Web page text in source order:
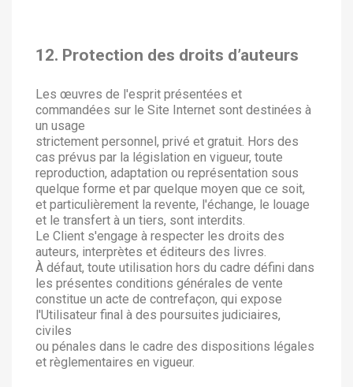
12. Protection des droits d’auteurs
Les œuvres de l'esprit présentées et
commandées sur le Site Internet sont destinées à
un usage
strictement personnel, privé et gratuit. Hors des
cas prévus par la législation en vigueur, toute
reproduction, adaptation ou représentation sous
quelque forme et par quelque moyen que ce soit,
et particulièrement la revente, l'échange, le louage
et le transfert à un tiers, sont interdits.
Le Client s'engage à respecter les droits des
auteurs, interprètes et éditeurs des livres.
À défaut, toute utilisation hors du cadre défini dans
les présentes conditions générales de vente
constitue un acte de contrefaçon, qui expose
l'Utilisateur final à des poursuites judiciaires,
civiles
ou pénales dans le cadre des dispositions légales
et règlementaires en vigueur.